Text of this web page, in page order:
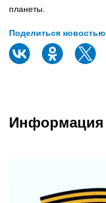
планеты.
Поделиться новостью
Информация